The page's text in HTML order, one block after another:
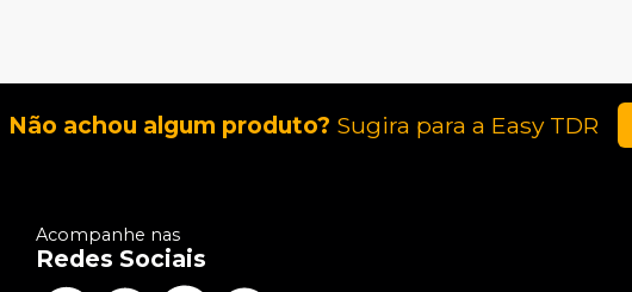
Não achou algum produto? Sugira para a Easy TDR
Acompanhe nas
Redes Sociais